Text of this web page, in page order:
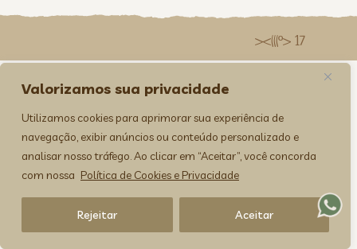
Valorizamos sua privacidade
Utilizamos cookies para aprimorar sua experiência de
navegação, exibir anúncios ou conteúdo personalizado e
analisar nosso tráfego. Ao clicar em “Aceitar”, você concorda
com nossa Política de Cookies e Privacidade
Rejeitar Aceitar
><(((º> 17